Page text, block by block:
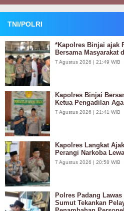
TNI/POLRI
*Kapolres Binjai ajak
Bersama Masyarakat
7 Agustus 2026 | 21:49 WIB
Kapolres Binjai
Ketua Pengadilan
7 Agustus 2026 | 21:41 WIB
Kapolres Langkat
Perangi Narkoba
7 Agustus 2026 | 20:58 WIB
Polres Padang
Sumut Tekankan